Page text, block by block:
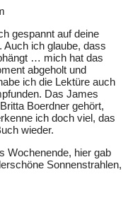
gespannt auf deine
ich glaube, dass
… mich hat das
abgeholt und
ich die Lektüre auch
Das James
Boerdner gehört,
ich doch viel, das
wieder.
Wochenende, hier gab
Sonnenstrahlen,